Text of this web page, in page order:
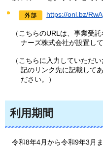
https://onl.bz/
（こちらのURLは、事業受
ナーズ株式会社が設置し
（こちらに入力していただ
記のリンク先に記載して
ださい。）
利用期間
令和8年4月から令和9年3月